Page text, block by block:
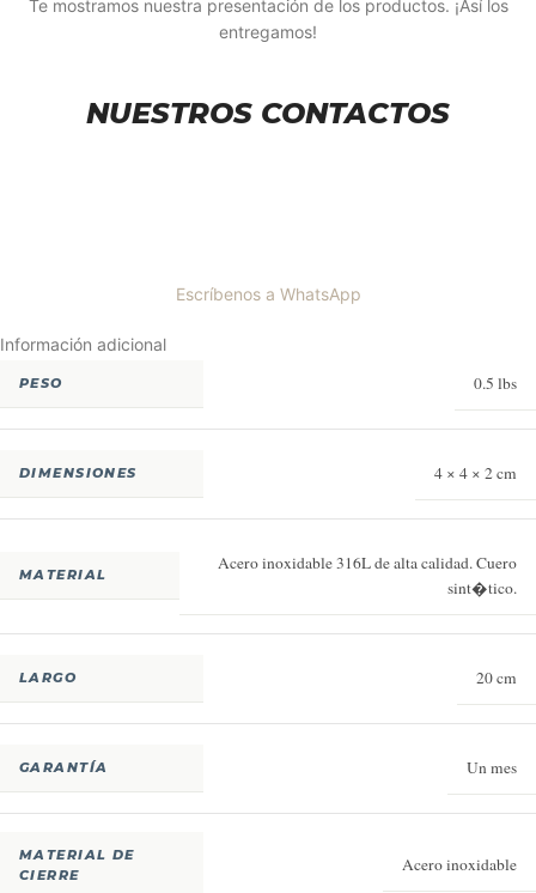
Te mostramos nuestra presentación de los productos. ¡Así los
entregamos!
NUESTROS CONTACTOS
Escríbenos a WhatsApp
Información adicional
PESO 0.5 lbs
DIMENSIONES 4 × 4 × 2 cm
MATERIAL
Acero inoxidable 316L de alta calidad. Cuero
sint�tico.
LARGO 20 cm
GARANTÍA Un mes
MATERIAL DE
CIERRE
Acero inoxidable